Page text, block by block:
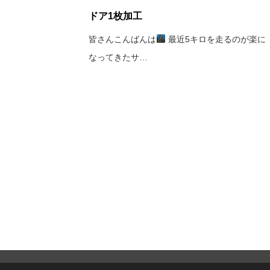
ドア1枚加工
皆さんこんばんは
最近5キロを走るのが楽に
なってきたサ…